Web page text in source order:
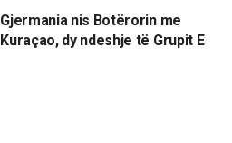
Gjermania nis Botërorin me
Kuraçao, dy ndeshje të Grupit E